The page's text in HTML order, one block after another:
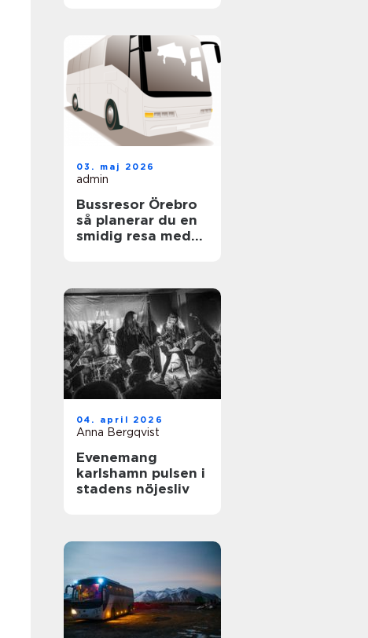
03. maj 2026
admin
Bussresor Örebro
så planerar du en
smidig resa med
04. april 2026
Anna Bergqvist
Evenemang
karlshamn pulsen i
stadens nöjesliv